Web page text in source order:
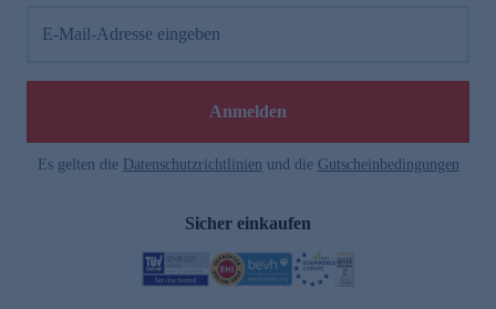
E-Mail-Adresse eingeben
Anmelden
Es gelten die Datenschutzrichtlinien und die Gutscheinbedingungen
Sicher einkaufen